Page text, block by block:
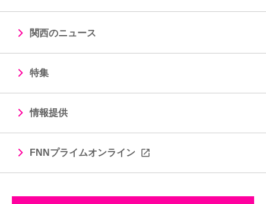
関西のニュース
特集
情報提供
FNNプライムオンライン